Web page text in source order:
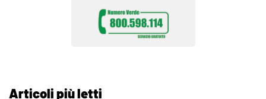
Articoli più letti